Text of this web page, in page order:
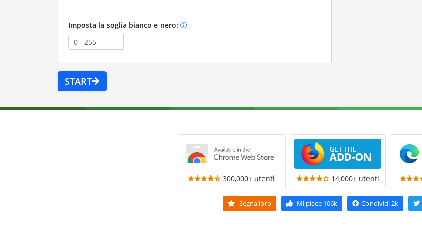
Imposta la soglia bianco e nero:
START
300,000+ utenti 14,000+ utenti
Segnalibro Mi piace 106k Condividi2k